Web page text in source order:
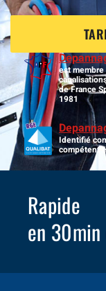
est
de France
1981
Identifié
compétent
Rapide
en 30min